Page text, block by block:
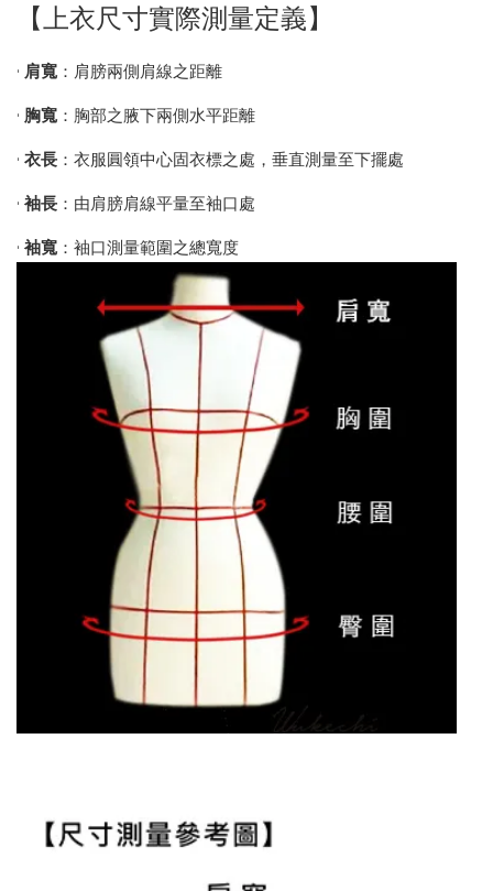
【上衣尺寸實際測量定義】
• 肩寬 ：肩膀兩側肩線之距離
• 胸寬 ：胸部之腋下兩側水平距離
• 衣長 ：衣服圓領中心固衣標之處，垂直測量至下擺處
• 袖長 ：由肩膀肩線平量至袖口處
• 袖寬 ：袖口測量範圍之總寬度